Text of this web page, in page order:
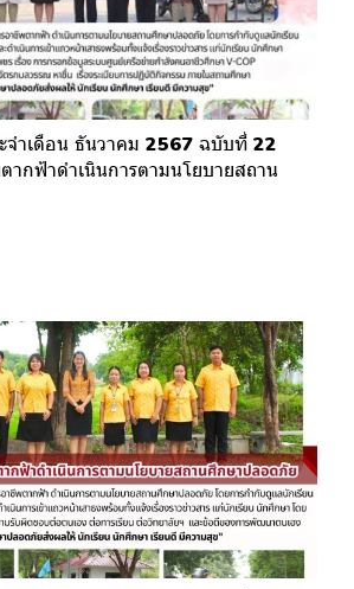
จำเดือน ธันวาคม 2567 ฉบับที่ 22
ากฟ้าดำเนินการตามนโยบายสถาน